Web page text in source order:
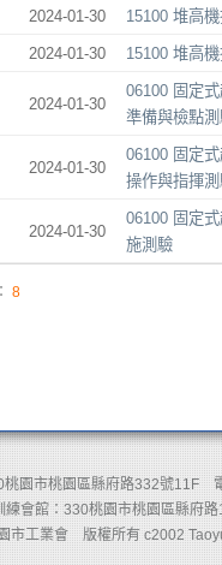
2024-01-30 15100 堆高
2024-01-30 15100 堆高
2024-01-30
06100 固定
準備與檢點
2024-01-30
06100 固定
操作與指揮
2024-01-30
06100 固定
施測驗
8
桃園市桃園區縣府路332號
練會館：330桃園市桃園區縣
市工業會 版權所有 c2002